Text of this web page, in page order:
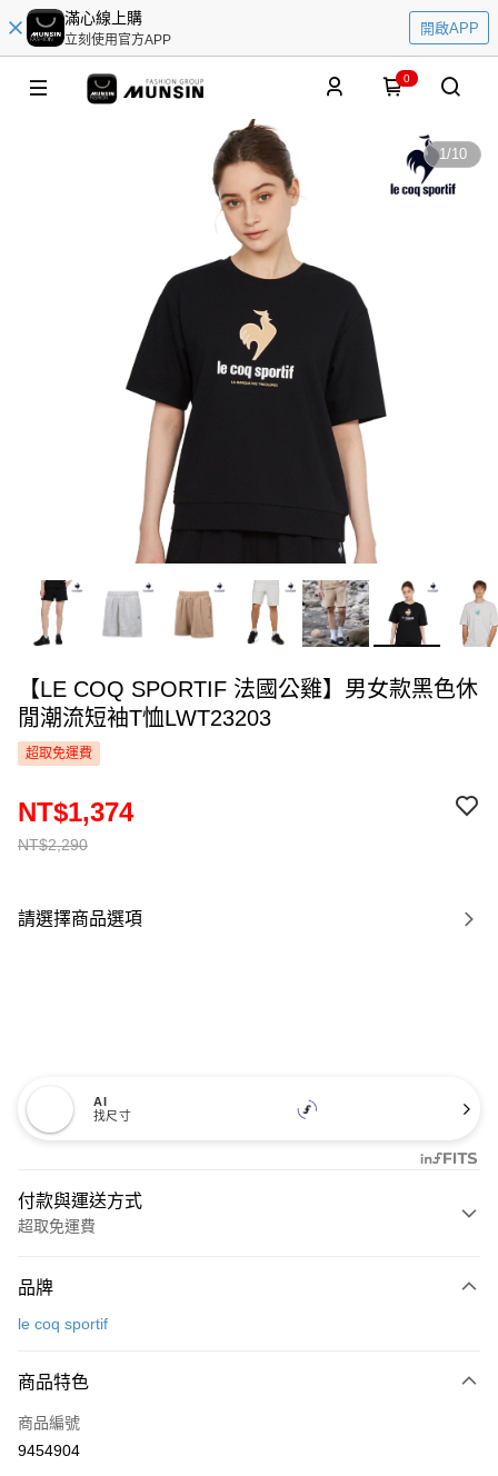
滿心線上購
立刻使用官方APP
開啟APP
0
1/10
【LE COQ SPORTIF 法國公雞】男女款黑色休
閒潮流短袖T恤LWT23203
超取免運費
NT$2,290
NT$1,374
請選擇商品選項
AI
找尺寸
付款與運送方式
超取免運費
信用卡一次付款
LINE Pay
Apple Pay
品牌
le coq sportif
商品特色
商品編號
9454904